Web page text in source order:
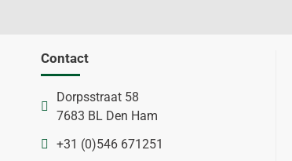
Contact
Dorpsstraat 58
7683 BL Den Ham
+31 (0)546 671251